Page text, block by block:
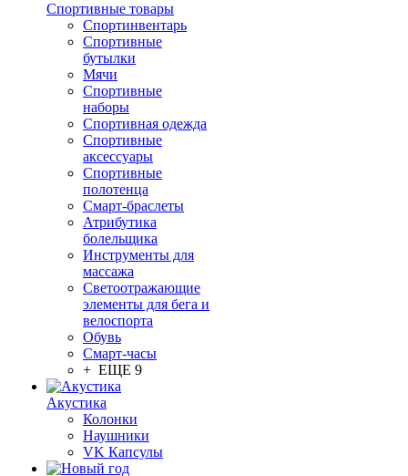
Спортивные товары
Спортинвентарь
Спортивные
бутылки
Мячи
Спортивные
наборы
Спортивная одежда
Спортивные
аксессуары
Спортивные
полотенца
Смарт-браслеты
Атрибутика
болельщика
Инструменты для
массажа
Светоотражающие
элементы для бега и
велоспорта
Обувь
Смарт-часы
+ ЕЩЕ 9
Акустика
Колонки
Наушники
VK Капсулы